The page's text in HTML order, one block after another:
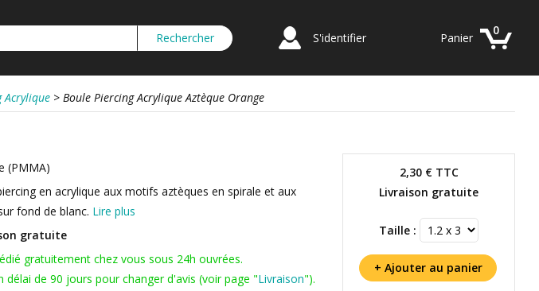
S'identifier
0
Panier
Acrylique > Boule Piercing Acrylique Aztèque Orange
2,30 €TTC
Livraison gratuite
Taille :
(PMMA)
en acrylique aux motifs aztèques en spirale et aux
fond de blanc. Lire plus
gratuite
gratuitement chez vous sous 24h ouvrées.
délai de 90 jours pour changer d'avis (voir page "Livraison").